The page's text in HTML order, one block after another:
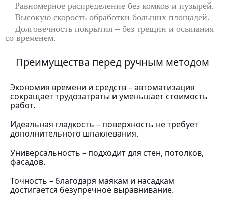
Равномерное распределение без комков и пузырей.
Высокую скорость обработки больших площадей.
Долговечность покрытия – без трещин и осыпания
со временем.
Преимущества перед ручным методом
Экономия времени и средств – автоматизация
сокращает трудозатраты и уменьшает стоимость
работ.
Идеальная гладкость – поверхность не требует
дополнительного шпаклевания.
Универсальность – подходит для стен, потолков,
фасадов.
Точность – благодаря маякам и насадкам
достигается безупречное выравнивание.